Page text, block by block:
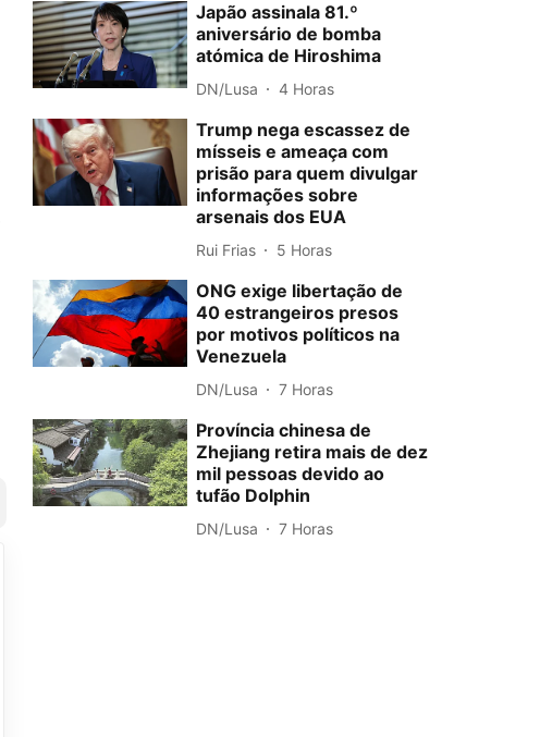
Japão assinala 81.º
aniversário de bomba
atómica de Hiroshima
DN/Lusa 4 Horas
Trump nega escassez de
mísseis e ameaça com
prisão para quem divulgar
informações sobre
arsenais dos EUA
Rui Frias 5 Horas
ONG exige libertação de
40 estrangeiros presos
por motivos políticos na
Venezuela
DN/Lusa 7 Horas
Província chinesa de
Zhejiang retira mais de dez
mil pessoas devido ao
tufão Dolphin
DN/Lusa 7 Horas